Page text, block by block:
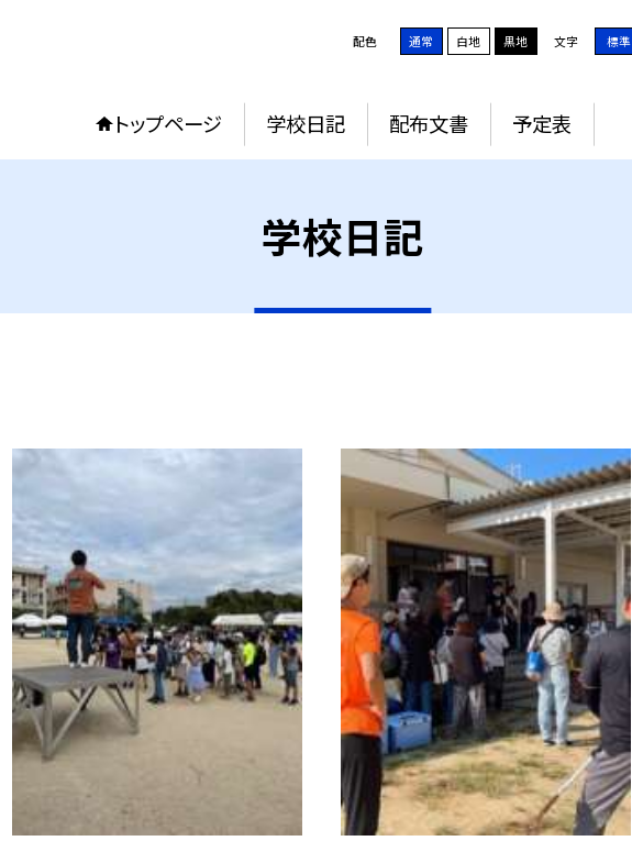
配色 通常 白地 黒地 文字 標準
トップページ 学校日記 配布文書 予定表
学校日記